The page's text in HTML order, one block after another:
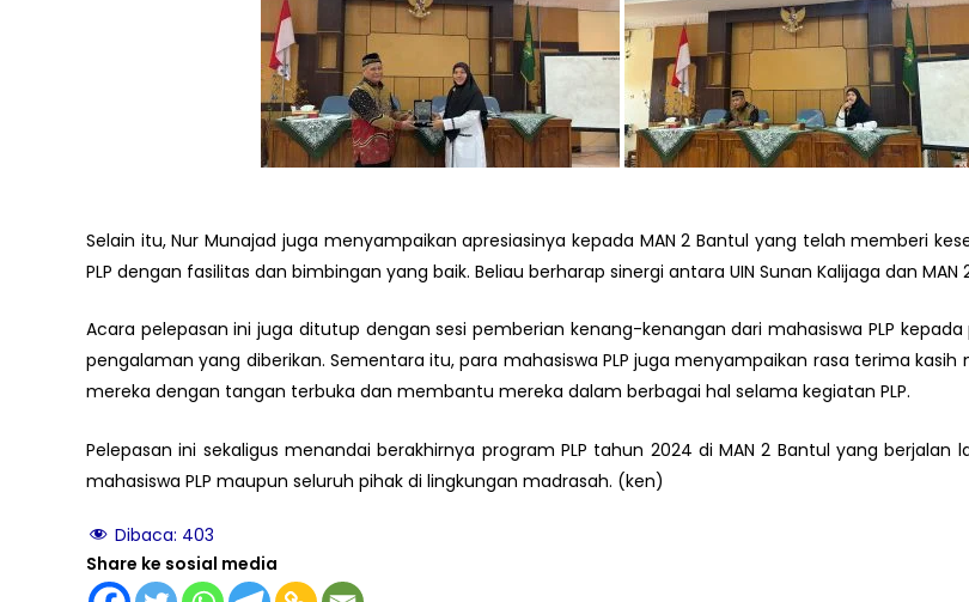
Selain itu, Nur Munajad juga menyampaikan apresiasinya kepada MAN 2 Bantul yang telah memberi
PLP dengan fasilitas dan bimbingan yang baik. Beliau berharap sinergi antara UIN Sunan Kalijaga dan
Acara pelepasan ini juga ditutup dengan sesi pemberian kenang-kenangan dari mahasiswa PLP
pengalaman yang diberikan. Sementara itu, para mahasiswa PLP juga menyampaikan rasa terima
mereka dengan tangan terbuka dan membantu mereka dalam berbagai hal selama kegiatan PLP.
Pelepasan ini sekaligus menandai berakhirnya program PLP tahun 2024 di MAN 2 Bantul yang
mahasiswa PLP maupun seluruh pihak di lingkungan madrasah. (ken)
Dibaca: 403
Share ke sosial media